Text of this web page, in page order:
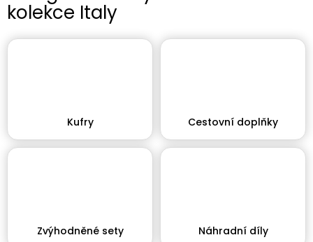
kolekce Italy
Kufry Cestovní doplňky
Zvýhodněné sety Náhradní díly